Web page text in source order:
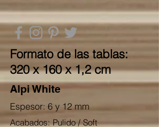
Formato de las tablas:
320 x 160 x 1,2 cm
Alpi White
Espesor: 6 y 12 mm
Acabados: Pulido / Soft